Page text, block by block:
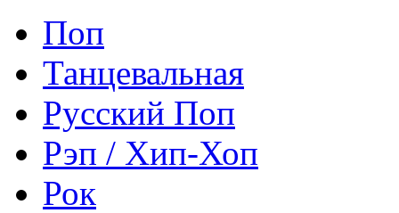
Поп
Танцевальная
Русский Поп
Рэп / Хип-Хоп
Рок